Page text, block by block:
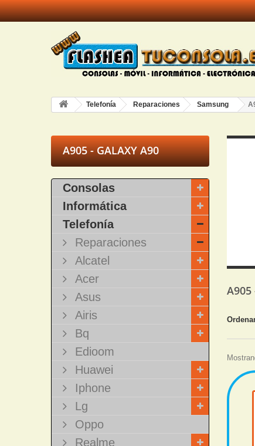
Telefonía Reparaciones Samsung
A905 - GALAXY A90
Consolas
Informática
Telefonía
Reparaciones
Alcatel
Acer
Asus
Airis
Bq
Edioom
Huawei
Iphone
Lg
Oppo
Realme
A905